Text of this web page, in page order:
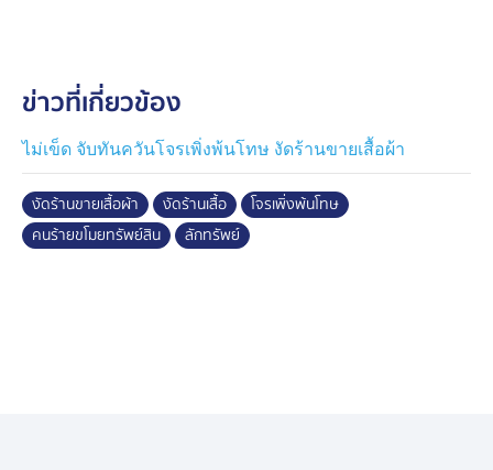
ข่าวที่เกี่ยวข้อง
ไม่เข็ด จับทันควันโจรเพิ่งพ้นโทษ งัดร้านขายเสื้อผ้า
งัดร้านขายเสื้อผ้า งัดร้านเสื้อ
โจรเพิ่งพ้นโทษ
คนร้ายขโมยทรัพย์สิน
ลักทรัพย์